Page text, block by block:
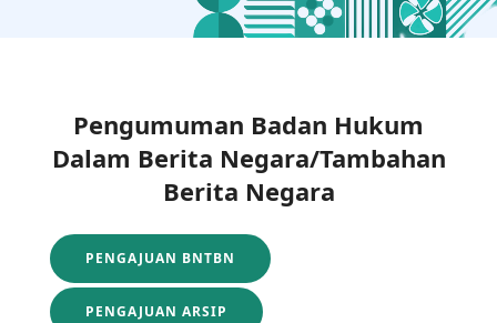
Pengumuman Badan Hukum
Dalam Berita Negara/Tambahan
Berita Negara
PENGAJUAN BNTBN
PENGAJUAN ARSIP